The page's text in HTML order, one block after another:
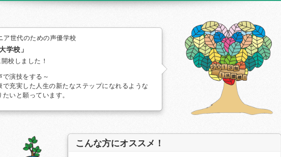
ア世代のための声優学校
学校」
校しました！
演技をする～
で充実した人生の新たなステップになれるような
いと願っています。
こんな方にオススメ！